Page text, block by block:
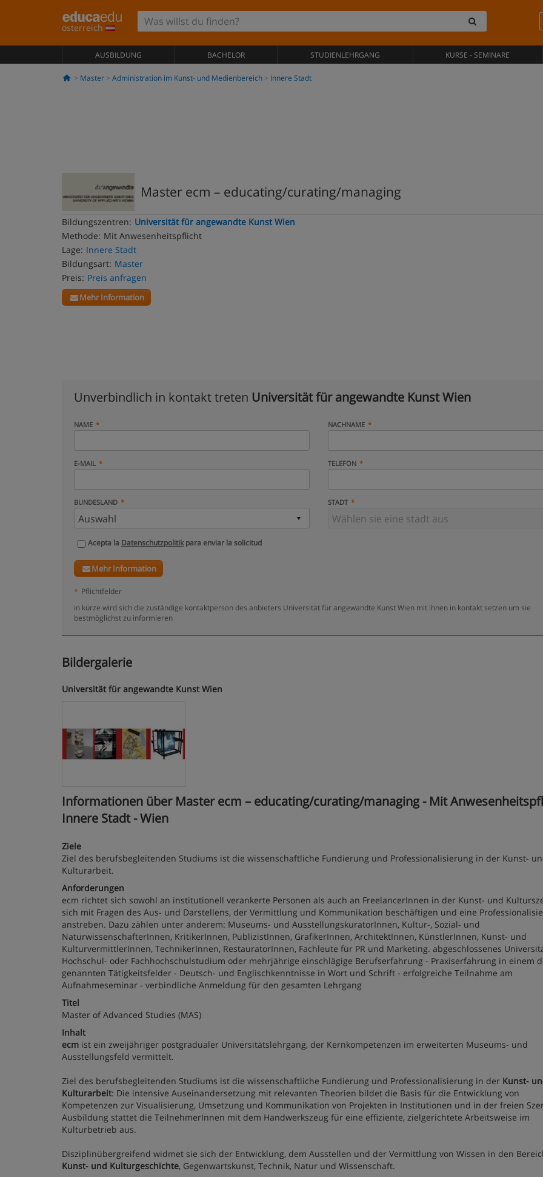
österreich
AUSBILDUNG BACHELOR STUDIENLEHRGANG KURSE - SEMINARE
Master Administration im Kunst- und Medienbereich Innere Stadt
Master ecm – educating/curating/managing
Bildungszentren: Universität für angewandte Kunst Wien
Methode: Mit Anwesenheitspflicht
Lage: Innere Stadt
Bildungsart: Master
Preis: Preis anfragen
Mehr Information
Unverbindlich in kontakt treten Universität für angewandte Kunst Wien
NAME NACHNAME
E-MAIL TELEFON
BUNDESLAND STADT
Acepta la Datenschutzpolitikpara enviar la solicitud
Mehr Information
* Pflichtfelder
in kürze wird sich die zuständige kontaktperson des anbieters Universität für angewandte Kunst Wien mit ihnen in kontakt setzen um sie
bestmöglichst zu informieren
Bildergalerie
Universität für angewandte Kunst Wien
Informationen über Master ecm – educating/curating/managing - Mit
Innere Stadt - Wien
Ziele
Ziel des berufsbegleitenden Studiums ist die wissenschaftliche Fundierung und Professionalisierung in der Kunst-
Kulturarbeit.
Anforderungen
ecm richtet sich sowohl an institutionell verankerte Personen als auch an FreelancerInnen in der Kunst- und
sich mit Fragen des Aus- und Darstellens, der Vermittlung und Kommunikation beschäftigen und eine
anstreben. Dazu zählen unter anderem: Museums- und AusstellungskuratorInnen, Kultur-, Sozial- und
NaturwissenschafterInnen, KritikerInnen, PublizistInnen, GrafikerInnen, ArchitektInnen, KünstlerInnen, Kunst- und
KulturvermittlerInnen, TechnikerInnen, RestauratorInnen, Fachleute für PR und Marketing. abgeschlossenes
Hochschul- oder Fachhochschulstudium oder mehrjährige einschlägige Berufserfahrung - Praxiserfahrung in einem
genannten Tätigkeitsfelder - Deutsch- und Englischkenntnisse in Wort und Schrift - erfolgreiche Teilnahme am
Aufnahmeseminar - verbindliche Anmeldung für den gesamten Lehrgang
Titel
Master of Advanced Studies (MAS)
Inhalt
ecm ist ein zweijähriger postgradualer Universitätslehrgang, der Kernkompetenzen im erweiterten Museums- und
Ausstellungsfeld vermittelt.
Ziel des berufsbegleitenden Studiums ist die wissenschaftliche Fundierung und Professionalisierung in der Kunst-
Kulturarbeit: Die intensive Auseinandersetzung mit relevanten Theorien bildet die Basis für die Entwicklung von
Kompetenzen zur Visualisierung, Umsetzung und Kommunikation von Projekten in Institutionen und in der freien
Ausbildung stattet die TeilnehmerInnen mit dem Handwerkszeug für eine effiziente, zielgerichtete Arbeitsweise im
Kulturbetrieb aus.
Disziplinübergreifend widmet sie sich der Entwicklung, dem Ausstellen und der Vermittlung von Wissen in den
Kunst- und Kulturgeschichte, Gegenwartskunst, Technik, Natur und Wissenschaft.